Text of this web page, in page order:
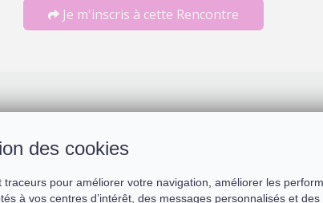
Je m'inscris à cette Rencontre
:
des cookies
traceurs pour améliorer votre navigation, améliorer les
à vos centres d’intérêt, des messages personnalisés et